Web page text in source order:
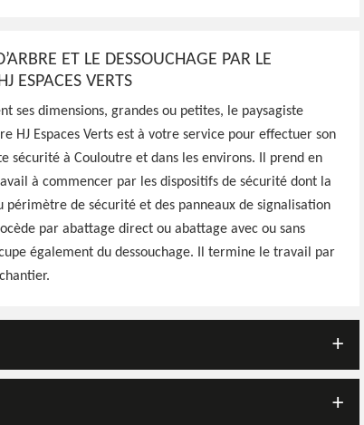
ET LE DESSOUCHAGE PAR LE
ESPACES VERTS
ses dimensions, grandes ou petites, le paysagiste
HJ Espaces Verts est à votre service pour effectuer son
sécurité à Couloutre et dans les environs. Il prend en
à commencer par les dispositifs de sécurité dont la
périmètre de sécurité et des panneaux de signalisation
par abattage direct ou abattage avec ou sans
également du dessouchage. Il termine le travail par